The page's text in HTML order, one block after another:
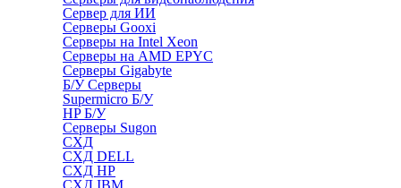
Сервер для ИИ
Серверы Gooxi
Серверы на Intel Xeon
Серверы на AMD EPYC
Серверы Gigabyte
Б/У Серверы
Supermicro Б/У
HP Б/У
Серверы Sugon
СХД
СХД DELL
СХД HP
СХД IBM